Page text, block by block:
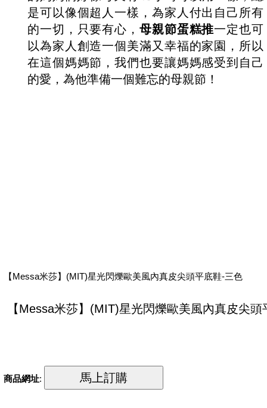
是可以像個超人一樣，為家人付出自己所有
的一切，只要有心， 母親節蛋糕推一定也可
以為家人創造一個美滿又幸福的家園，所以
在這個媽媽節，我們也要讓媽媽感受到自己
的愛，為他準備一個難忘的母親節！
【Messa米莎】(MIT)星光閃爍歐美風內真皮尖頭平底鞋-三色
商品網址: